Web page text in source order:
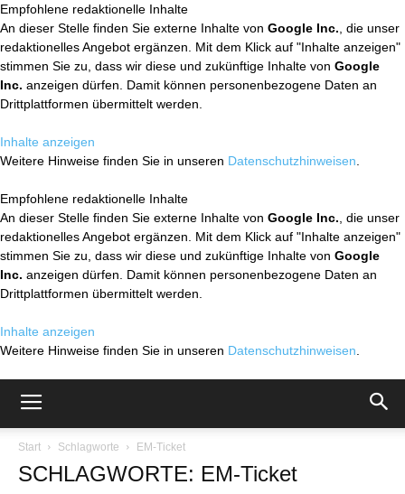
Empfohlene redaktionelle Inhalte
An dieser Stelle finden Sie externe Inhalte von Google Inc. , die unser
redaktionelles Angebot ergänzen. Mit dem Klick auf "Inhalte anzeigen"
stimmen Sie zu, dass wir diese und zukünftige Inhalte von Google
Inc. anzeigen dürfen. Damit können personenbezogene Daten an
Drittplattformen übermittelt werden.
Inhalte anzeigen
Weitere Hinweise finden Sie in unseren Datenschutzhinweisen
Empfohlene redaktionelle Inhalte
An dieser Stelle finden Sie externe Inhalte von Google Inc. , die unser
redaktionelles Angebot ergänzen. Mit dem Klick auf "Inhalte anzeigen"
stimmen Sie zu, dass wir diese und zukünftige Inhalte von Google
Inc. anzeigen dürfen. Damit können personenbezogene Daten an
Drittplattformen übermittelt werden.
Inhalte anzeigen
Weitere Hinweise finden Sie in unseren Datenschutzhinweisen
Start Schlagworte EM-Ticket
SCHLAGWORTE: EM-Ticket